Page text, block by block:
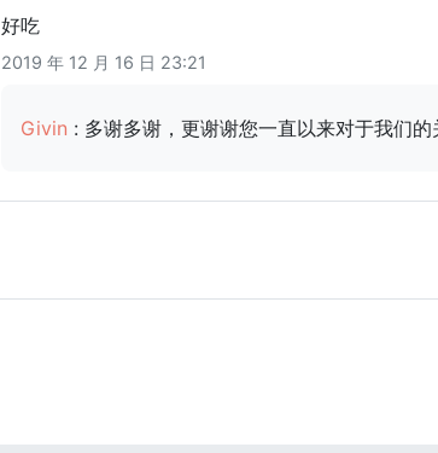
好吃
2019 年 12 月 16 日 23:21
Givin : 多谢多谢，更谢谢您一直以来对于我们的